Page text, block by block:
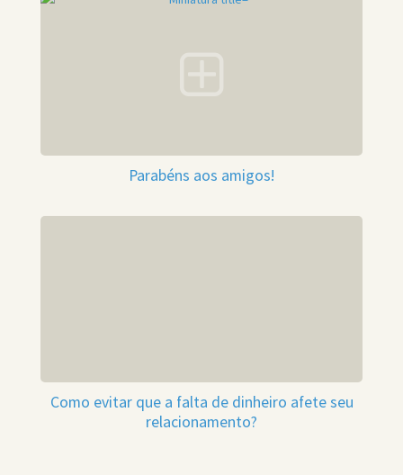
Parabéns aos amigos!
Como evitar que a falta de dinheiro afete seu
relacionamento?